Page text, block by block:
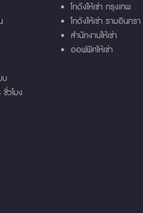
บ
วโมง
โกดังให้เช่า กรุงเทพ
โกดังให้เช่า รามอินทรา
สำนักงานให้เช่า
ออฟฟิศให้เช่า